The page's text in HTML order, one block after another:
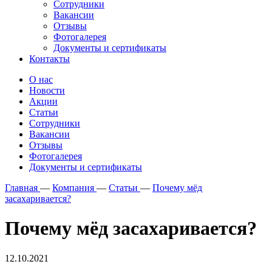
Сотрудники
Вакансии
Отзывы
Фотогалерея
Документы и сертификаты
Контакты
О нас
Новости
Акции
Статьи
Сотрудники
Вакансии
Отзывы
Фотогалерея
Документы и сертификаты
Главная — Компания — Статьи — Почему мёд
засахаривается?
Почему мёд засахаривается?
12.10.2021